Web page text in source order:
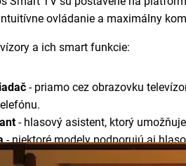
ovládanie a maximálny
a ich smart funkcie:
- priamo cez obrazovku
- hlasový asistent, ktorý
- niektoré modely podporujú aj
- Philips Smart televízor